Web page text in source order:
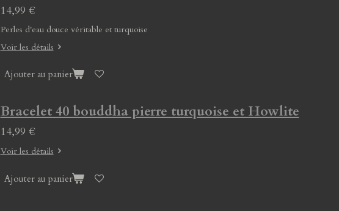
14,99 €
Perles d'eau douce véritable et turquoise
Voir les détails
Ajouter au panier
Bracelet 40 bouddha pierre turquoise et Howlite
14,99 €
Voir les détails
Ajouter au panier